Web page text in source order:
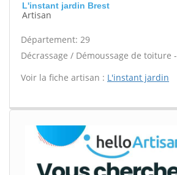
L'instant jardin Brest
Artisan
Département: 29
Décrassage / Démoussage de toiture -
Voir la fiche artisan : L'instant jardin